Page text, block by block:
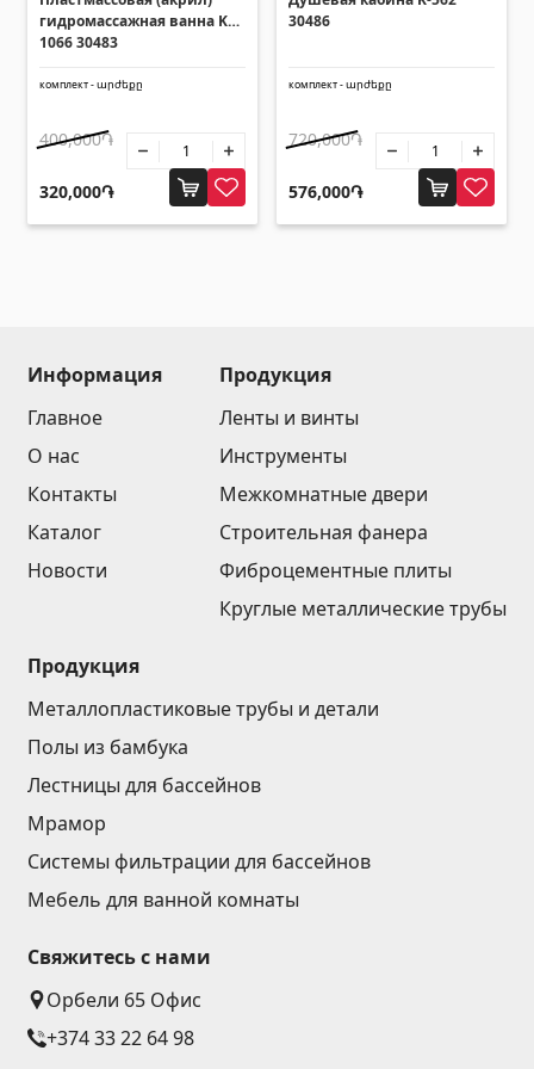
Зонты(10)
Строительная фанера
Черепица керамическая
гидромассажная ванна K-
1066 30483
комплект - արժեքը
400,000֏
320,000֏
30486
комплект - արժեքը
720,000֏
576,000֏
Информация
Главное
О нас
Контакты
Каталог
Новости
Продукция
Ленты и винты
Инструменты
Межкомнатные двери
Строительная фанера
Фиброцементные плиты
Круглые металлические трубы
Продукция
Металлопластиковые трубы и детали
Полы из бамбука
Лестницы для бассейнов
Мрамор
Системы фильтрации для бассейнов
Мебель для ванной комнаты
Свяжитесь с нами
Орбели 65 Офис
+374 33 22 64 98